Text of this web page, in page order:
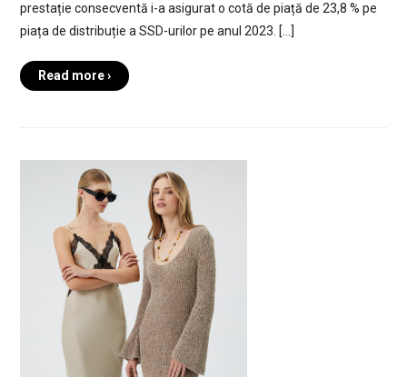
prestație consecventă i-a asigurat o cotă de piață de 23,8 % pe
piața de distribuție a SSD-urilor pe anul 2023. […]
Read more ›